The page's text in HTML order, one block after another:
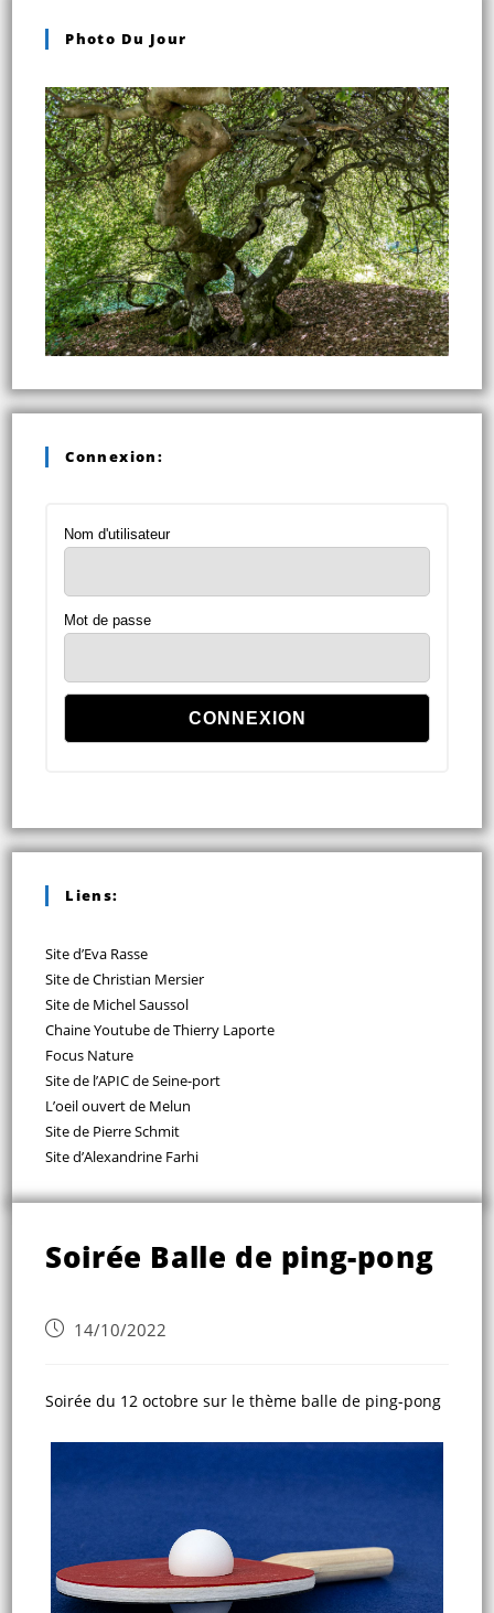
Photo Du Jour
Connexion:
Nom d'utilisateur
Mot de passe
Liens:
Site d’Eva Rasse
Site de Christian Mersier
Site de Michel Saussol
Chaine Youtube de Thierry Laporte
Focus Nature
Site de l’APIC de Seine-port
L’oeil ouvert de Melun
Site de Pierre Schmit
Site d’Alexandrine Farhi
Soirée Balle de ping-pong
14/10/2022
Soirée du 12 octobre sur le thème balle de ping-pong